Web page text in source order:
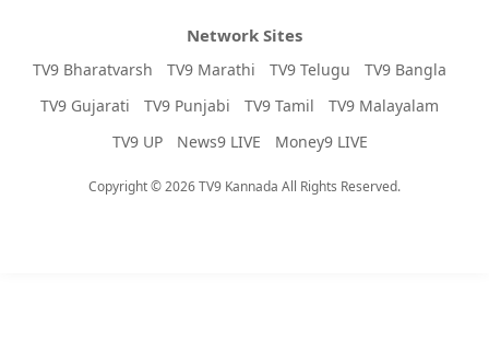
Network Sites
TV9 Bharatvarsh TV9 Marathi TV9 Telugu
TV9 Bangla
TV9 Gujarati
TV9 Punjabi TV9 Tamil
TV9 Malayalam
TV9 UP
News9 LIVE Money9 LIVE
Copyright © 2026 TV9 Kannada All Rights Reserved.